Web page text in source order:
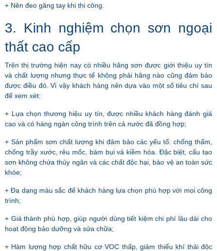
+ Nên đeo găng tay khi thi công.
3. Kinh nghiệm chọn sơn ngoại
thất cao cấp
Trên thị trường hiện nay có nhiều hãng sơn được giới thiệu uy tín
và chất lượng nhưng thực tế không phải hãng nào cũng đảm bảo
được điều đó. Vì vậy khách hàng nên dựa vào một số tiêu chí sau
để xem xét:
+ Lựa chọn thương hiệu uy tín, được nhiều khách hàng đánh giá
cao và có hàng ngàn công trình trên cả nước đã đồng hợp;
+ Sản phẩm sơn chất lượng khi đảm bảo các yếu tố: chống thấm,
chống trầy xước, rêu mốc, bám bụi và kiềm hóa. Đặc biệt, cấu tạo
sơn không chứa thủy ngân và các chất độc hại, bảo vệ an toàn sức
khỏe;
+ Đa dạng màu sắc để khách hàng lựa chọn phù hợp với mọi công
trình;
+ Giá thành phù hợp, giúp người dùng tiết kiệm chi phí lâu dài cho
hoạt động bảo dưỡng và sửa chữa;
+ Hàm lượng hợp chất hữu cơ VOC thấp, giảm thiểu khí thải độc